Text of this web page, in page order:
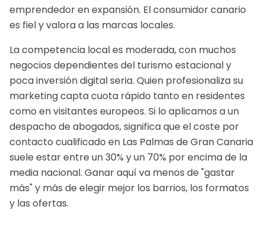
emprendedor en expansión. El consumidor canario
es fiel y valora a las marcas locales.
La competencia local es moderada, con muchos
negocios dependientes del turismo estacional y
poca inversión digital seria. Quien profesionaliza su
marketing capta cuota rápido tanto en residentes
como en visitantes europeos. Si lo aplicamos a un
despacho de abogados, significa que el coste por
contacto cualificado en Las Palmas de Gran Canaria
suele estar entre un 30% y un 70% por encima de la
media nacional. Ganar aquí va menos de "gastar
más" y más de elegir mejor los barrios, los formatos
y las ofertas.